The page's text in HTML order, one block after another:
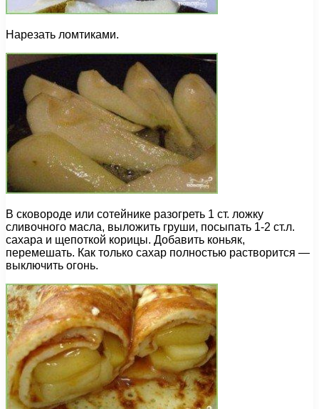
Нарезать ломтиками.
В сковороде или сотейнике разогреть 1 ст. ложку
сливочного масла, выложить груши, посыпать 1-2 ст.л.
сахара и щепоткой корицы. Добавить коньяк,
перемешать. Как только сахар полностью растворится —
выключить огонь.